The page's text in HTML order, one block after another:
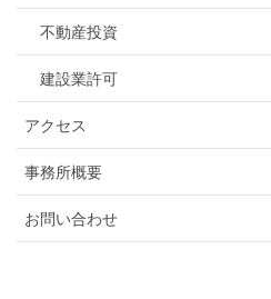
不動産投資
建設業許可
アクセス
事務所概要
お問い合わせ